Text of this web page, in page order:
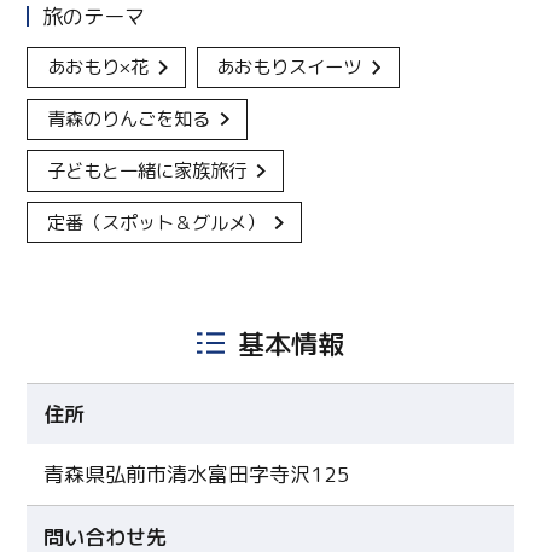
旅のテーマ
あおもり×花 あおもりスイーツ
青森のりんごを知る
子どもと一緒に家族旅行
定番（スポット＆グルメ）
基本情報
住所
青森県弘前市清水富田字寺沢125
問い合わせ先